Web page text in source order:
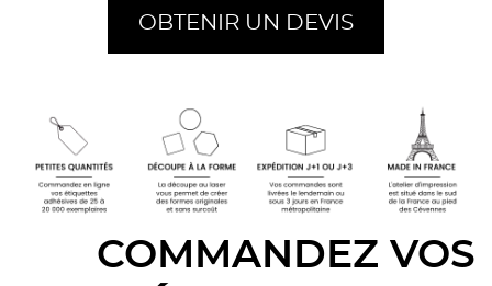
OBTENIR UN DEVIS
COMMANDEZ VOS